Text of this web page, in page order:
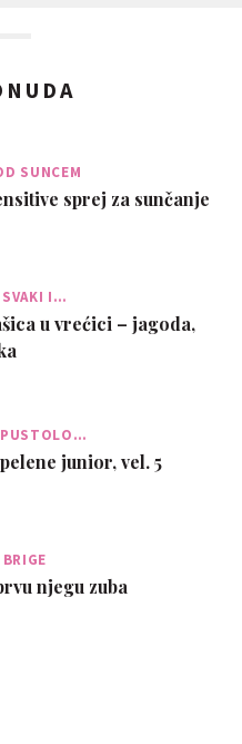
SUNCEM
sprej za sunčanje
SVAKI I…
u vrećici – jagoda,
PUSTOLO…
junior, vel. 5
njegu zuba